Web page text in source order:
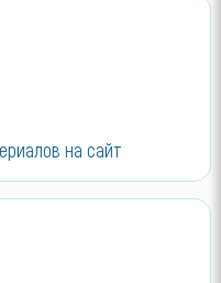
на сайт